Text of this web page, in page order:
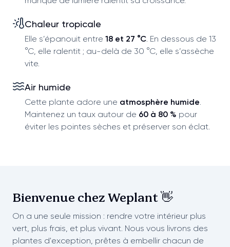
Chaleur tropicale
Elle s’épanouit entre 18 et 27 °C . En dessous de 13
°C, elle ralentit ; au-delà de 30 °C, elle s’assèche
vite.
Air humide
Cette plante adore une atmosphère humide
Maintenez un taux autour de 60 à 80 % pour
éviter les pointes sèches et préserver son éclat.
Bienvenue chez Weplant 👋
On a une seule mission : rendre votre intérieur plus
vert, plus frais, et plus vivant. Nous vous livrons des
plantes d'exception, prêtes à embellir chacun de